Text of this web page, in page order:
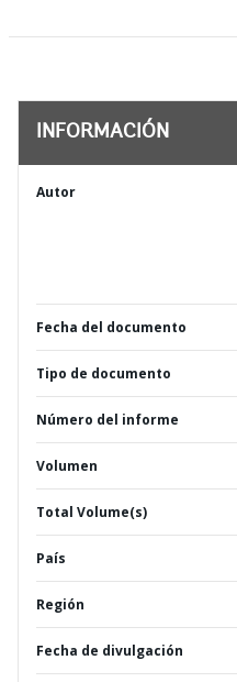
INFORMACIÓN
Autor
Fecha del documento
Tipo de documento
Número del informe
Volumen
Total Volume(s)
País
Región
Fecha de divulgación